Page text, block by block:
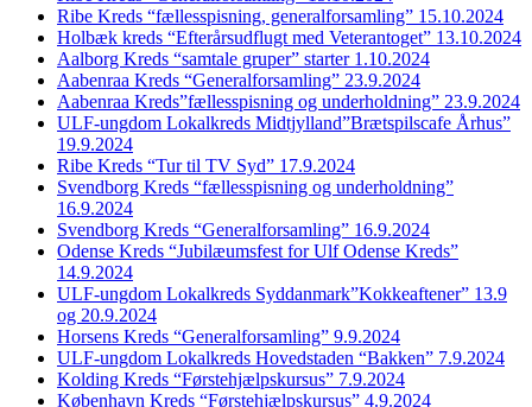
Ribe Kreds “fællesspisning, generalforsamling” 15.10.2024
Holbæk kreds “Efterårsudflugt med Veterantoget” 13.10.2024
Aalborg Kreds “samtale gruper” starter 1.10.2024
Aabenraa Kreds “Generalforsamling” 23.9.2024
Aabenraa Kreds”fællesspisning og underholdning” 23.9.2024
ULF-ungdom Lokalkreds Midtjylland”Brætspilscafe Århus”
19.9.2024
Ribe Kreds “Tur til TV Syd” 17.9.2024
Svendborg Kreds “fællesspisning og underholdning”
16.9.2024
Svendborg Kreds “Generalforsamling” 16.9.2024
Odense Kreds “Jubilæumsfest for Ulf Odense Kreds”
14.9.2024
ULF-ungdom Lokalkreds Syddanmark”Kokkeaftener” 13.9
og 20.9.2024
Horsens Kreds “Generalforsamling” 9.9.2024
ULF-ungdom Lokalkreds Hovedstaden “Bakken” 7.9.2024
Kolding Kreds “Førstehjælpskursus” 7.9.2024
København Kreds “Førstehjælpskursus” 4.9.2024